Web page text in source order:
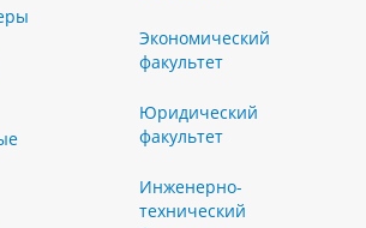
Экономический
факультет
Юридический
факультет
Инженерно-
технический